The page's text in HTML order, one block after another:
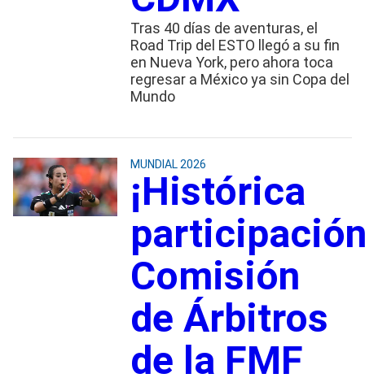
Tras 40 días de aventuras, el
Road Trip del ESTO llegó a su fin
en Nueva York, pero ahora toca
regresar a México ya sin Copa del
Mundo
MUNDIAL 2026
¡Histórica
Comisión
de Árbitros
de la FMF